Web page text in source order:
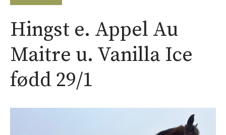
Hingst e. Appel Au
Maitre u. Vanilla Ice
fødd 29/1